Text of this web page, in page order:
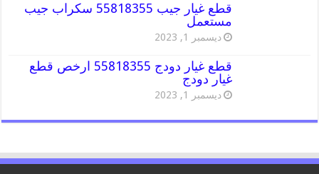
قطع غيار جيب 55818355 سكراب جيب
مستعمل
ديسمبر 1, 2023
قطع غيار دودج 55818355 ارخص قطع
غيار دودج
ديسمبر 1, 2023